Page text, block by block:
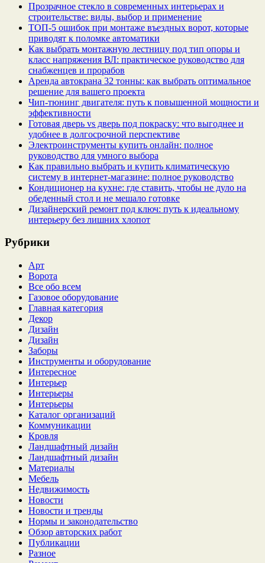
Прозрачное стекло в современных интерьерах и
строительстве: виды, выбор и применение
ТОП-5 ошибок при монтаже въездных ворот, которые
приводят к поломке автоматики
Как выбрать монтажную лестницу под тип опоры и
класс напряжения ВЛ: практическое руководство для
снабженцев и прорабов
Аренда автокрана 32 тонны: как выбрать оптимальное
решение для вашего проекта
Чип‑тюнинг двигателя: путь к повышенной мощности и
эффективности
Готовая дверь vs дверь под покраску: что выгоднее и
удобнее в долгосрочной перспективе
Электроинструменты купить онлайн: полное
руководство для умного выбора
Как правильно выбрать и купить климатическую
систему в интернет‑магазине: полное руководство
Кондиционер на кухне: где ставить, чтобы не дуло на
обеденный стол и не мешало готовке
Дизайнерский ремонт под ключ: путь к идеальному
интерьеру без лишних хлопот
Рубрики
Арт
Ворота
Все обо всем
Газовое оборудование
Главная категория
Декор
Дизайн
Дизайн
Заборы
Инструменты и оборудование
Интересное
Интерьер
Интерьеры
Интерьеры
Каталог организаций
Коммуникации
Кровля
Ландшафтный дизайн
Ландшафтный дизайн
Материалы
Мебель
Недвижимость
Новости
Новости и тренды
Нормы и законодательство
Обзор авторских работ
Публикации
Разное